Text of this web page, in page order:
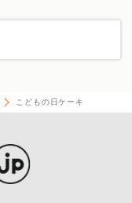
こどもの日ケーキ